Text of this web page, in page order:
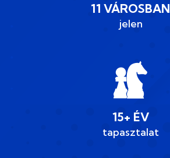
11 VÁROSBAN
jelen
15+ ÉV
tapasztalat